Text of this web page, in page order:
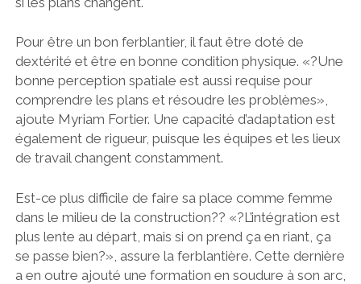
Pour être un bon ferblantier, il faut être doté de
dextérité et être en bonne condition physique. «?Une
bonne perception spatiale est aussi requise pour
comprendre les plans et résoudre les problèmes»,
ajoute Myriam Fortier. Une capacité d’adaptation est
également de rigueur, puisque les équipes et les lieux
de travail changent constamment.
Est-ce plus difficile de faire sa place comme femme
dans le milieu de la construction?? «?L’intégration est
plus lente au départ, mais si on prend ça en riant, ça
se passe bien?», assure la ferblantière. Cette dernière
a en outre ajouté une formation en soudure à son arc,